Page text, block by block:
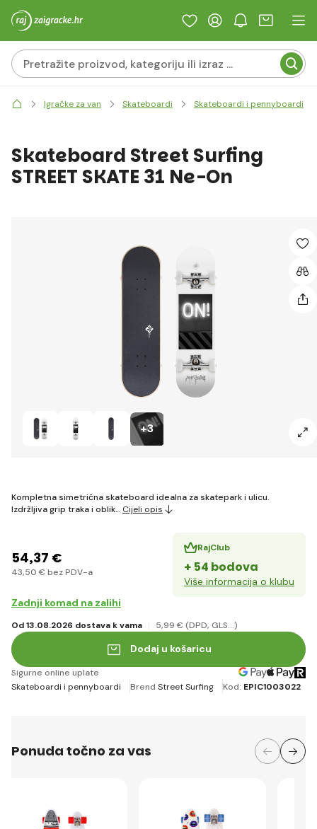
Igračke za van Skateboardi Skateboardi i pennyboardi
+3
Skateboard Street Surfing
STREET SKATE 31 Ne-On
Kompletna simetrična skateboard idealna za skatepark i ulicu.
Izdržljiva grip traka i oblik… Cijeli opis
54,37 €
43,50 € bez PDV-a
RajClub
+ 54 bodova
Više informacija o klubu
Zadnji komad na zalihi
Od 13.08.2026 dostava k vama 5,99 € (DPD, GLS...)
Dodaj u košaricu
Sigurne online uplate
Skateboardi i pennyboardi
Brend Street Surfing Kod: EPIC1003022
Ponuda točno za vas